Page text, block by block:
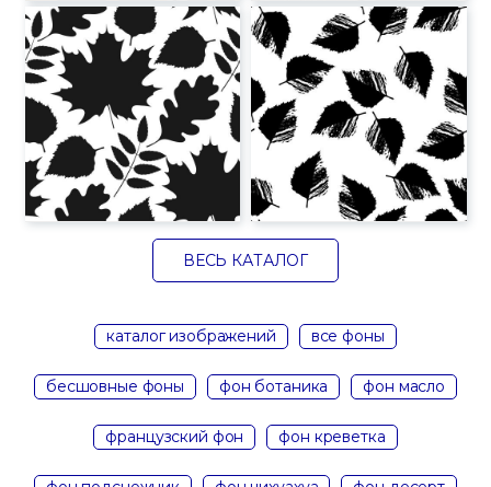
ВЕСЬ КАТАЛОГ
каталог изображений все фоны
бесшовные фоны фон ботаника фон масло
французский фон фон креветка